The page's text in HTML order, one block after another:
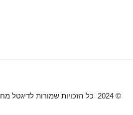
© 2024 כל הזכויות שמורות לדיגטל מחשוב ושיווק.